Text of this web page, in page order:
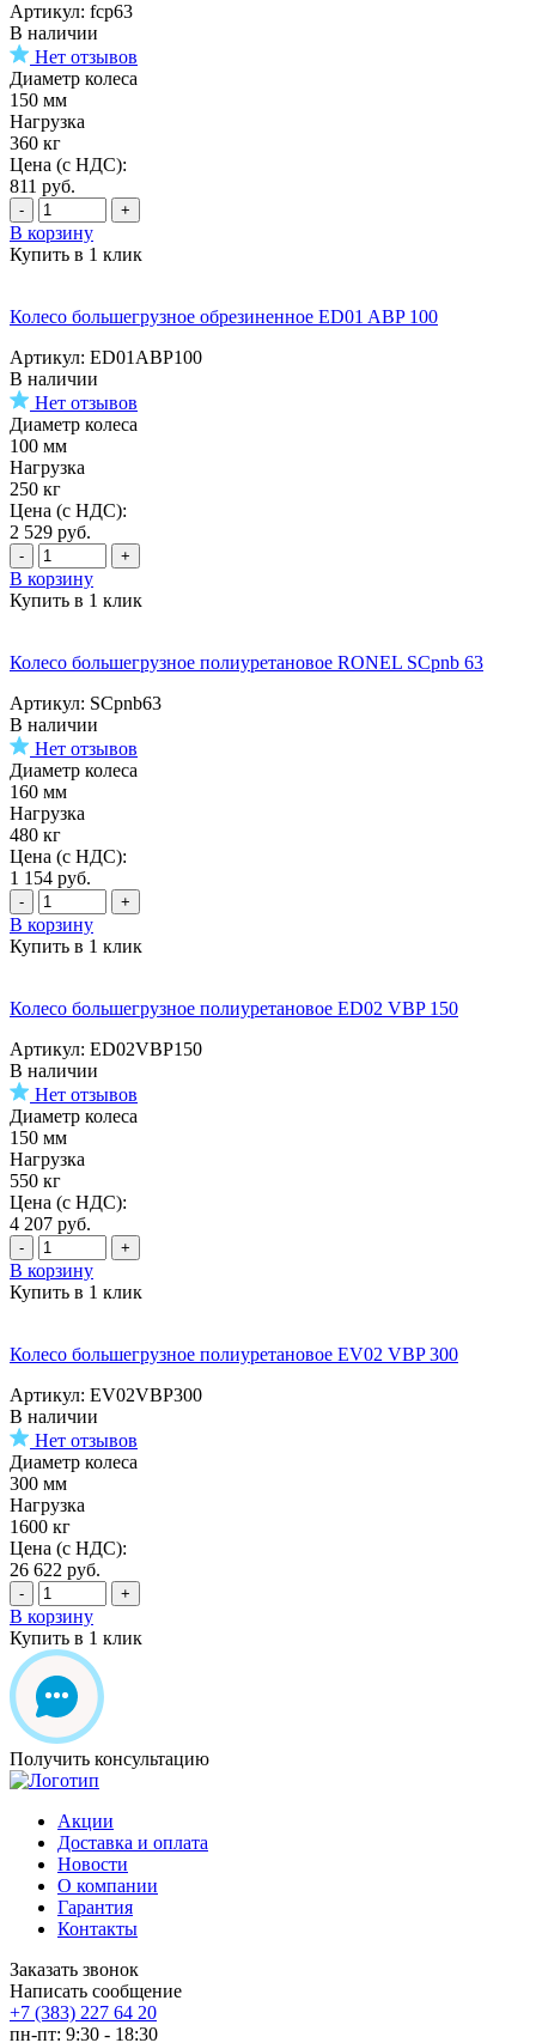
Артикул: fcp63
В наличии
Нет отзывов
Диаметр колеса
150 мм
Нагрузка
360 кг
Цена (с НДС):
811 руб.
- +
В корзину
Купить в 1 клик
Колесо большегрузное обрезиненное ED01 ABP 100
Артикул: ED01ABP100
В наличии
Нет отзывов
Диаметр колеса
100 мм
Нагрузка
250 кг
Цена (с НДС):
2 529 руб.
- +
В корзину
Купить в 1 клик
Колесо большегрузное полиуретановое RONEL SCpnb 63
Артикул: SCpnb63
В наличии
Нет отзывов
Диаметр колеса
160 мм
Нагрузка
480 кг
Цена (с НДС):
1 154 руб.
- +
В корзину
Купить в 1 клик
Колесо большегрузное полиуретановое ED02 VBP 150
Артикул: ED02VBP150
В наличии
Нет отзывов
Диаметр колеса
150 мм
Нагрузка
550 кг
Цена (с НДС):
4 207 руб.
- +
В корзину
Купить в 1 клик
Колесо большегрузное полиуретановое EV02 VBP 300
Артикул: EV02VBP300
В наличии
Нет отзывов
Диаметр колеса
300 мм
Нагрузка
1600 кг
Цена (с НДС):
26 622 руб.
- +
В корзину
Купить в 1 клик
Получить консультацию
Акции
Доставка и оплата
Новости
О компании
Гарантия
Контакты
Заказать звонок
Написать сообщение
+7 (383) 227 64 20
пн-пт: 9:30 - 18:30